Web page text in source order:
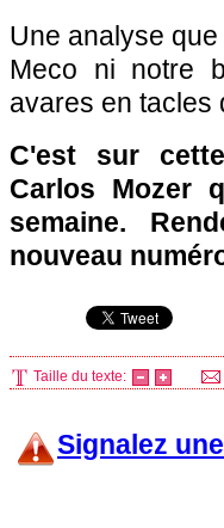
Une analyse
Meco ni notre
avares en tacles
C'est sur
Carlos Mozer
semaine.
nouveau
Taille du texte:
Signalez